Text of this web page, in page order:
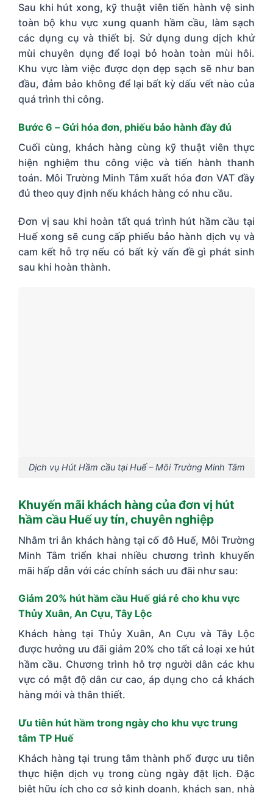
Sau khi hút xong, kỹ thuật viên tiến hành vệ sinh
toàn bộ khu vực xung quanh hầm cầu, làm sạch
các dụng cụ và thiết bị. Sử dụng dung dịch khử
mùi chuyên dụng để loại bỏ hoàn toàn mùi hôi.
Khu vực làm việc được dọn dẹp sạch sẽ như ban
đầu, đảm bảo không để lại bất kỳ dấu vết nào của
quá trình thi công.
Bước 6 – Gửi hóa đơn, phiếu bảo hành đầy đủ
Cuối cùng, khách hàng cùng kỹ thuật viên thực
hiện nghiệm thu công việc và tiến hành thanh
toán. Môi Trường Minh Tâm xuất hóa đơn VAT đầy
đủ theo quy định nếu khách hàng có nhu cầu.
Đơn vị sau khi hoàn tất quá trình hút hầm cầu tại
Huế xong sẽ cung cấp phiếu bảo hành dịch vụ và
cam kết hỗ trợ nếu có bất kỳ vấn đề gì phát sinh
sau khi hoàn thành.
Dịch vụ Hút Hầm cầu tại Huế – Môi Trường Minh Tâm
Khuyến mãi khách hàng của đơn vị hút
hầm cầu Huế uy tín, chuyên nghiệp
Nhằm tri ân khách hàng tại cố đô Huế, Môi Trường
Minh Tâm triển khai nhiều chương trình khuyến
mãi hấp dẫn với các chính sách ưu đãi như sau:
Giảm 20% hút hầm cầu Huế giá rẻ cho khu vực
Thủy Xuân, An Cựu, Tây Lộc
Khách hàng tại Thủy Xuân, An Cựu và Tây Lộc
được hưởng ưu đãi giảm 20% cho tất cả loại xe hút
hầm cầu. Chương trình hỗ trợ người dân các khu
vực có mật độ dân cư cao, áp dụng cho cả khách
hàng mới và thân thiết.
Ưu tiên hút hầm trong ngày cho khu vực trung
tâm TP Huế
Khách hàng tại trung tâm thành phố được ưu tiên
thực hiện dịch vụ trong cùng ngày đặt lịch. Đặc
biệt hữu ích cho cơ sở kinh doanh, khách sạn, nhà